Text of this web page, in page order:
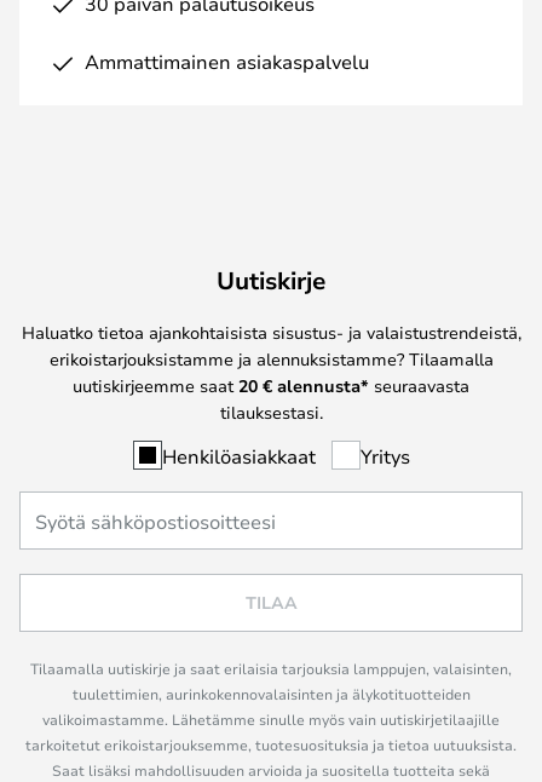
Ammattimainen asiakaspalvelu
Uutiskirje
Haluatko tietoa ajankohtaisista sisustus- ja valaistustrendeistä,
erikoistarjouksistamme ja alennuksistamme? Tilaamalla
uutiskirjeemme saat 20 € alennusta* seuraavasta
tilauksestasi.
Henkilöasiakkaat Yritys
TILAA
Tilaamalla uutiskirje ja saat erilaisia tarjouksia lamppujen, valaisinten,
tuulettimien, aurinkokennovalaisinten ja älykotituotteiden
valikoimastamme. Lähetämme sinulle myös vain uutiskirjetilaajille
tarkoitetut erikoistarjouksemme, tuotesuosituksia ja tietoa uutuuksista.
Saat lisäksi mahdollisuuden arvioida ja suositella tuotteita sekä